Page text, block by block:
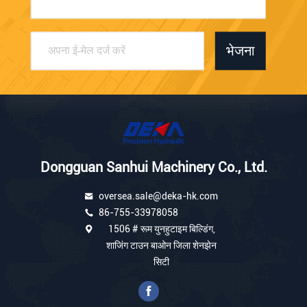
भेजना
Dongguan Sanhui Machinery Co., Ltd.
oversea.sale@deka-hk.com
86-755-33978058
1506 # रूम युनहुटाइम बिल्डिंग,
शाजिंग टाउन बाओन जिला शेनझेन
सिटी